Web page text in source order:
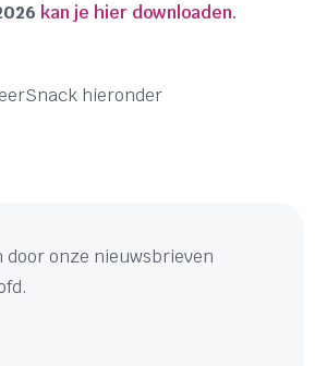
kan je hier downloaden.
hieronder
door onze nieuwsbrieven